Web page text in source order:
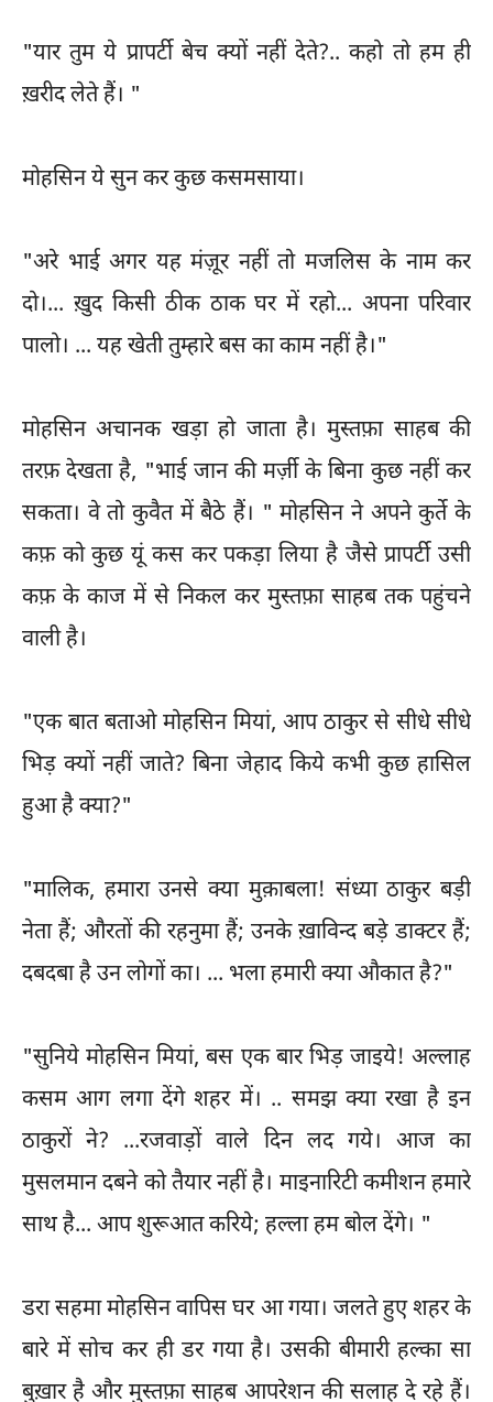
"यार तुम ये प्रापर्टी बेच क्यों नहीं देते?.. कहो तो हम ही
ख़रीद लेते हैं। "
मोहसिन ये सुन कर कुछ कसमसाया।
"अरे भाई अगर यह मंज़ूर नहीं तो मजलिस के नाम कर
दो।... ख़ुद किसी ठीक ठाक घर में रहो... अपना परिवार
पालो। ... यह खेती तुम्हारे बस का काम नहीं है।"
मोहसिन अचानक खड़ा हो जाता है। मुस्तफ़ा साहब की
तरफ़ देखता है, "भाई जान की मर्ज़ी के बिना कुछ नहीं कर
सकता। वे तो कुवैत में बैठे हैं। " मोहसिन ने अपने कुर्ते के
कफ़ को कुछ यूं कस कर पकड़ा लिया है जैसे प्रापर्टी उसी
कफ़ के काज में से निकल कर मुस्तफ़ा साहब तक पहुंचने
वाली है।
"एक बात बताओ मोहसिन मियां, आप ठाकुर से सीधे सीधे
भिड़ क्यों नहीं जाते? बिना जेहाद किये कभी कुछ हासिल
हुआ है क्या?"
"मालिक, हमारा उनसे क्या मुक़ाबला! संध्या ठाकुर बड़ी
नेता हैं; औरतों की रहनुमा हैं; उनके ख़ाविन्द बड़े डाक्टर हैं;
दबदबा है उन लोगों का। ... भला हमारी क्या औकात है?"
"सुनिये मोहसिन मियां, बस एक बार भिड़ जाइये! अल्लाह
कसम आग लगा देंगे शहर में। .. समझ क्या रखा है इन
ठाकुरों ने? ...रजवाड़ों वाले दिन लद गये। आज का
मुसलमान दबने को तैयार नहीं है। माइनारिटी कमीशन हमारे
साथ है... आप शुरूआत करिये; हल्ला हम बोल देंगे। "
डरा सहमा मोहसिन वापिस घर आ गया। जलते हुए शहर के
बारे में सोच कर ही डर गया है। उसकी बीमारी हल्का सा
बुख़ार है और मुस्तफ़ा साहब आपरेशन की सलाह दे रहे हैं।